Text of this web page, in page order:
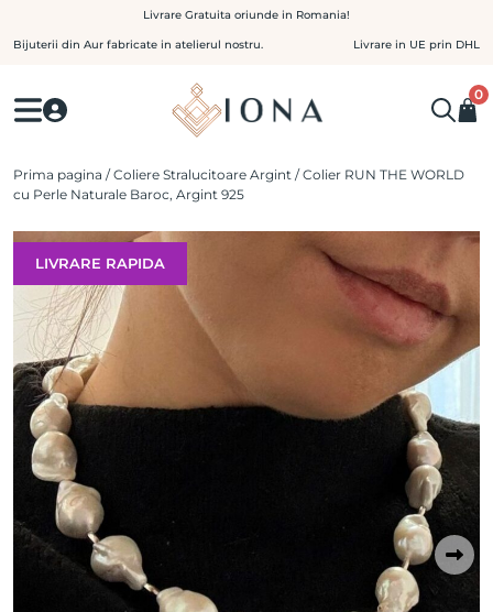
to
Livrare Gratuita oriunde in Romania!
Bijuterii din Aur fabricate in atelierul nostru. Livrare in UE prin DHL
0
Prima pagina /Coliere Stralucitoare Argint / Colier RUN THE WORLD
cu Perle Naturale Baroc, Argint 925
LIVRARE RAPIDA